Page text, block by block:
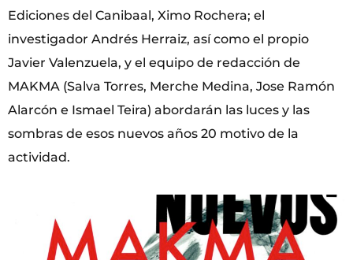
Ediciones del Canibaal, Ximo Rochera; el
investigador Andrés Herraiz, así como el propio
Javier Valenzuela, y el equipo de redacción de
MAKMA (Salva Torres, Merche Medina, Jose Ramón
Alarcón e Ismael Teira) abordarán las luces y las
sombras de esos nuevos años 20 motivo de la
actividad.